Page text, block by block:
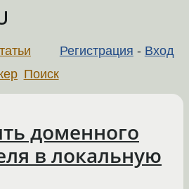
Регистрация - Вход
Поиск
доменного
в локальную